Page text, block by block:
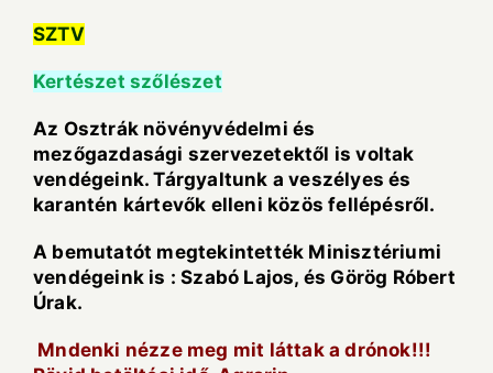
SZTV
Kertészet szőlészet
Az Osztrák növényvédelmi és
mezőgazdasági szervezetektől is voltak
vendégeink. Tárgyaltunk a veszélyes és
karantén kártevők elleni közös fellépésről.
A bemutatót megtekintették Minisztériumi
vendégeink is : Szabó Lajos, és Görög Róbert
Úrak.
Mndenki nézze meg mit láttak a drónok!!!